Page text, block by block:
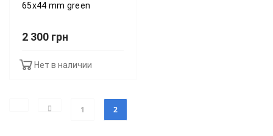
65х44 mm green
2 300 грн
Нет в наличии
1 2